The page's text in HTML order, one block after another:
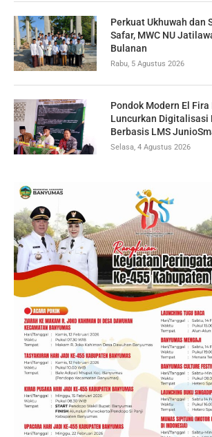
Perkuat Ukhuwah dan
Safar, MWC NU
Bulanan
Rabu, 5 Agustus 2026
Pondok Modern El
Luncurkan Digitalisasi
Berbasis LMS
Selasa, 4 Agustus 2026